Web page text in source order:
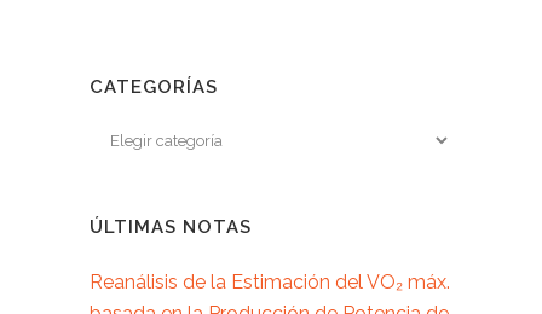
CATEGORÍAS
ÚLTIMAS NOTAS
Reanálisis de la Estimación del VO₂ máx.